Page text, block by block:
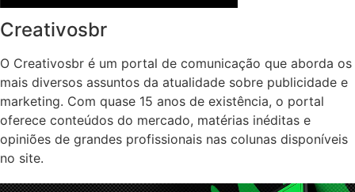
Creativosbr
O Creativosbr é um portal de comunicação que aborda os
mais diversos assuntos da atualidade sobre publicidade e
marketing. Com quase 15 anos de existência, o portal
oferece conteúdos do mercado, matérias inéditas e
opiniões de grandes profissionais nas colunas disponíveis
no site.